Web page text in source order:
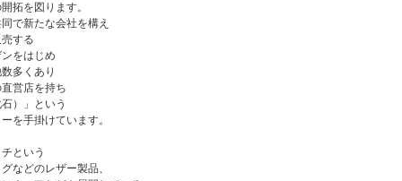
拓を図ります。
で新たな会社を構え
する
をはじめ
多くあり
営店を持ち
）」という
を手掛けています。
という
などのレザー製品、